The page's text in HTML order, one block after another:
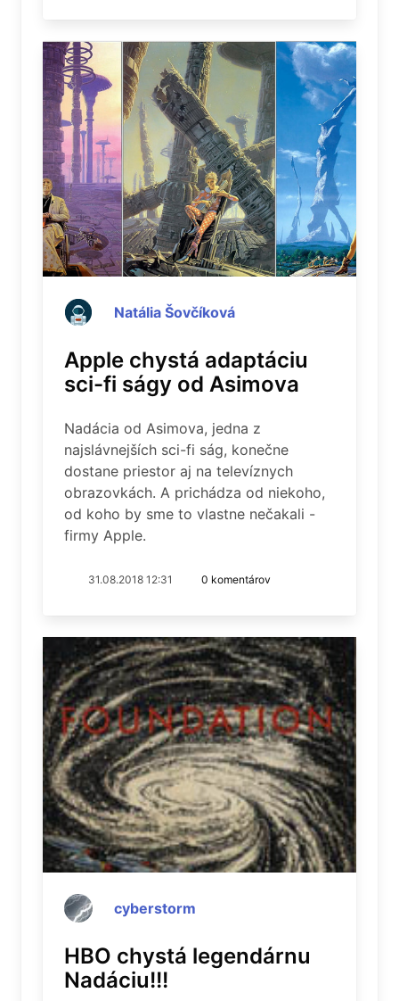
Natália Šovčíková
Apple chystá adaptáciu
sci-fi ságy od Asimova
Nadácia od Asimova, jedna z
najslávnejších sci-fi ság, konečne
dostane priestor aj na televíznych
obrazovkách. A prichádza od niekoho,
od koho by sme to vlastne nečakali -
firmy Apple.
31.08.2018 12:31 0 komentárov
cyberstorm
HBO chystá legendárnu
Nadáciu!!!